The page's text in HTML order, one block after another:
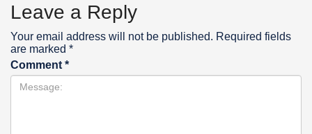
Leave a Reply
Your email address will not be published. Required fields
are marked *
Comment *